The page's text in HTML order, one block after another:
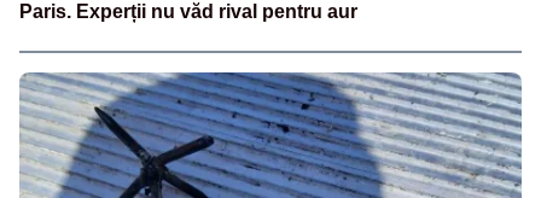
Paris. Experții nu văd rival pentru aur